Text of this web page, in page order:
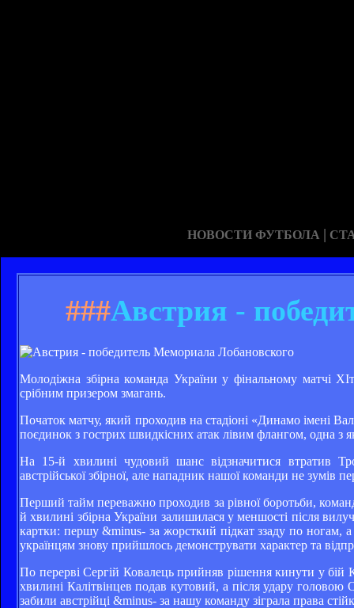
НОВОСТИ ФУТБОЛА |
###Австрия -
Молодіжна збірна команда України у фінальному матчі
срібним призером змагань.
Початок матчу, який проходив на стадіоні «Динамо імені
поєдинок з гострих швидкісних атак лівим флангом, одна з
На 15-й хвилині чудовий шанс відзначитися втратив
австрійської збірної, але нападник нашої команди не зумів
Перший тайм переважно проходив за рівної боротьби,
й хвилині збірна України залишилася у меншості після
картки: першу &minus- за жорсткий підкат ззаду по ногам,
українцям знову прийшлось демонструвати характер та
По перерві Сергій Ковалець прийняв рішення кинути у бій
хвилині Калітвінцев подав кутовий, а після удару
забили австрійці &minus- за нашу команду зіграла права